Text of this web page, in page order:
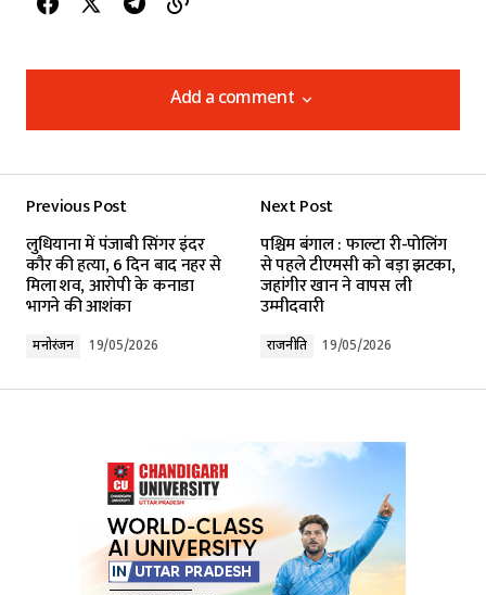
Add a comment
Add a comment
Required fields are marked*
Comment
Your E-mail*
Submit Comment
Previous Post
लुधियाना में पंजाबी सिंगर इंदर
कौर की हत्या, 6 दिन बाद नहर से
मिला शव, आरोपी के कनाडा
भागने की आशंका
मनोरंजन 19/05/2026
Next Post
पश्चिम बंगाल : फाल्टा री-पोलिंग
से पहले टीएमसी को बड़ा झटका,
जहांगीर खान ने वापस ली
उम्मीदवारी
राजनीति 19/05/2026